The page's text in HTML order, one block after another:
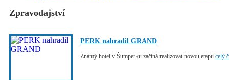
Zpravodajství
PERK nahradil GRAND
Známý hotel v Šumperku začíná realizovat novou etapu celý